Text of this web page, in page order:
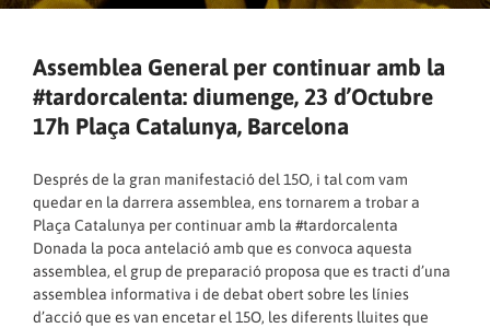
Assemblea General per continuar amb la
#tardorcalenta: diumenge, 23 d’Octubre
17h Plaça Catalunya, Barcelona
Després de la gran manifestació del 15O, i tal com vam
quedar en la darrera assemblea, ens tornarem a trobar a
Plaça Catalunya per continuar amb la #tardorcalenta
Donada la poca antelació amb que es convoca aquesta
assemblea, el grup de preparació proposa que es tracti d’una
assemblea informativa i de debat obert sobre les línies
d’acció que es van encetar el 15O, les diferents lluites que